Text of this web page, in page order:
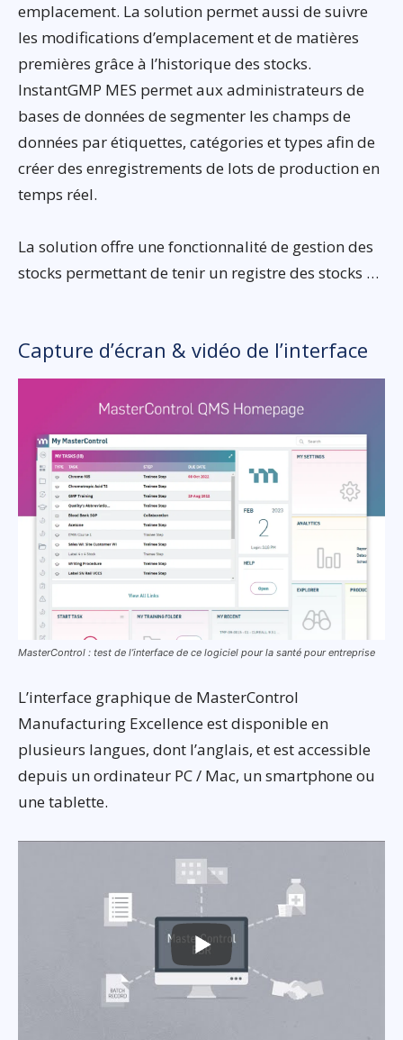
emplacement. La solution permet aussi de suivre
les modifications d’emplacement et de matières
premières grâce à l’historique des stocks.
InstantGMP MES permet aux administrateurs de
bases de données de segmenter les champs de
données par étiquettes, catégories et types afin de
créer des enregistrements de lots de production en
temps réel.
La solution offre une fonctionnalité de gestion des
stocks permettant de tenir un registre des stocks …
Capture d’écran & vidéo de l’interface
MasterControl : test de l’interface de ce logiciel pour la santé pour entreprise
L’interface graphique de MasterControl
Manufacturing Excellence est disponible en
plusieurs langues, dont l’anglais, et est accessible
depuis un ordinateur PC / Mac, un smartphone ou
une tablette.